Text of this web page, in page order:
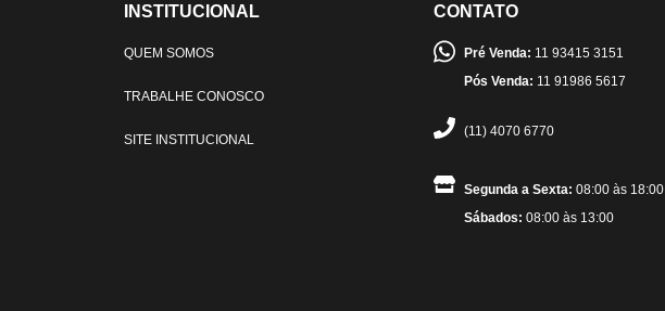
INSTITUCIONAL
QUEM SOMOS
TRABALHE CONOSCO
SITE INSTITUCIONAL
CONTATO
Pré Venda: 11 93415 3151
Pós Venda: 11 91986 5617
(11) 4070 6770
Segunda a Sexta: 08:00 às 18:00
Sábados: 08:00 às 13:00